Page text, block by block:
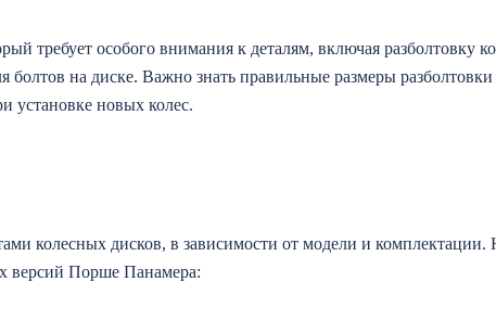
требует особого внимания к деталям, включая разболтовку
болтов на диске. Важно знать правильные размеры разболтовки
установке новых колес.
колесных дисков, в зависимости от модели и
версий Порше Панамера: